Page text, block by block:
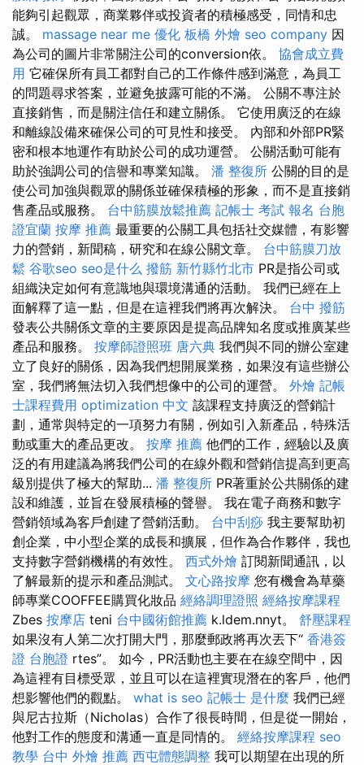
能夠引起觀眾，商業夥伴或投資者的積極感受，同情和忠
誠。 massage near me 優化 板橋 外燴 seo company 因
為公司的圖片非常關注公司的conversion依。 協會成立費
用 它確保所有員工都對自己的工作條件感到滿意，為員工
的問題尋求答案，並避免披露可能的不滿。 公關不專注於
直接銷售，而是關注信任和建立關係。 它使用廣泛的在線
和離線設備來確保公司的可見性和接受。 內部和外部PR緊
密和根本地運作有助於公司的成功運營。 公關活動可能有
助於強調公司的信譽和專業知識。 潘 整復所 公關的目的是
使公司加強與觀眾的關係並確保積極的形象，而不是直接銷
售產品或服務。 台中筋膜放鬆推薦 記帳士 考試 報名 台胞
證宜蘭 按摩 推薦 最重要的公關工具包括社交媒體，有影響
力的營銷，新聞稿，研究和在線公關文章。 台中筋膜刀放
鬆 谷歌seo seo是什么 撥筋 新竹縣竹北市 PR是指公司或
組織決定如何有意識地與環境溝通的活動。 我們已經在上
面解釋了這一點，但是在這裡我們將再次解決。 台中 撥筋
發表公共關係文章的主要原因是提高品牌知名度或推廣某些
產品和服務。 按摩師證照班 唐六典 我們與不同的辦公室建
立了良好的關係，因為我們想開展業務，如果沒有這些辦公
室，我們將無法切入我們想像中的公司的運營。 外燴 記帳
士課程費用 optimization 中文 該課程支持廣泛的營銷計
劃，通常與特定的一項努力有關，例如引入新產品，特殊活
動或重大的產品更改。 按摩 推薦 他們的工作，經驗以及廣
泛的有用建議為將我們公司的在線外觀和營銷信提高到更高
級別提供了極大的幫助... 潘 整復所 PR著重於公共關係的建
設和維護，並旨在發展積極的聲譽。 我在電子商務和數字
營銷領域為客戶創建了營銷活動。 台中刮痧 我主要幫助初
創企業，中小型企業的成長和擴展，但作為合作夥伴，我也
支持數字營銷機構的有效性。 西式外燴 訂閱新聞通訊，以
了解最新的提示和產品測試。 文心路按摩 您有機會為草藥
師專業COOFFEE購買化妝品 經絡調理證照 經絡按摩課程
Zbes 按摩店 teni 台中國術館推薦 k.ldem.nnyt。 舒壓課程
如果沒有人第二次打開大門，那麼郵政將再次丟下“ 香港簽
證 台胞證 rtes”。 如今，PR活動也主要在在線空間中，因
為這裡有目標受眾，並且可以在這裡實現潛在的客戶，他們
想影響他們的觀點。 what is seo 記帳士 是什麼 我們已經
與尼古拉斯（Nicholas）合作了很長時間，但是從一開始，
他對工作的態度和溝通一直是同情的。 經絡按摩課程 seo
教學 台中 外燴 推薦 西屯體態調整 我可以期望在出現的所